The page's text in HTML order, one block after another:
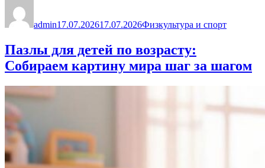
секцию
ребенка:
пошаговое
руководство
родителей»
admin17.07.202617.07.2026Физкультура и спорт
Пазлы для детей по возрасту:
Собираем картину мира шаг за шагом